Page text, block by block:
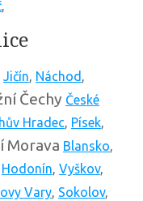
,
Jičín, Náchod ,
Čechy České
Hradec, Písek,
Morava Blansko,
Hodonín, Vyškov,
Vary, Sokolov,